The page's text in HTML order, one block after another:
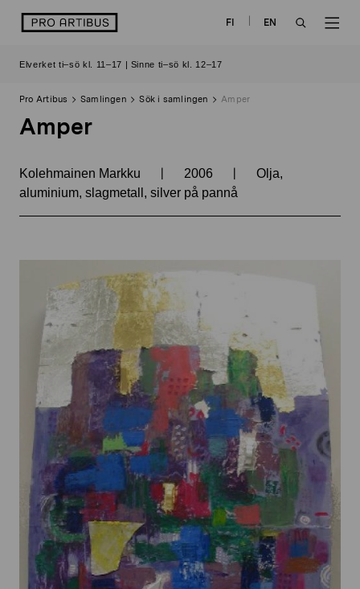
logo FI
EN
Elverket ti–sö kl. 11–17 | Sinne ti–sö kl. 12–17
Pro Artibus Samlingen Sök i samlingen Amper
Amper
Kolehmainen Markku | 2006 |
Olja,
aluminium, slagmetall, silver på pannå